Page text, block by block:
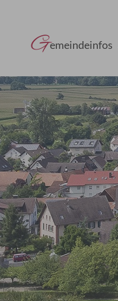
Gemeindeinfos